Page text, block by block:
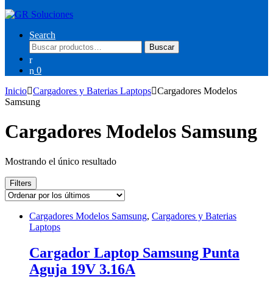
Search
Buscar
por:
Buscar
0
Inicio Cargadores y Baterias Laptops Cargadores Modelos
Samsung
Cargadores Modelos Samsung
Mostrando el único resultado
Filters
Cargadores Modelos Samsung, Cargadores y Baterias
Laptops
Cargador Laptop Samsung Punta
Aguja 19V 3.16A